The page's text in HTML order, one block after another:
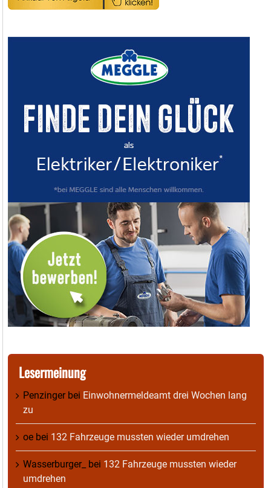
Lesermeinung
Penzingerbei Einwohnermeldeamt drei Wochen lang
zu
oe bei 132 Fahrzeuge mussten wieder umdrehen
Wasserburger_ bei 132 Fahrzeuge mussten wieder
umdrehen